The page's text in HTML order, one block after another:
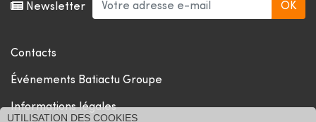
Newsletter
Contacts
Événements Batiactu Groupe
Informations légales
UTILISATION DES COOKIES